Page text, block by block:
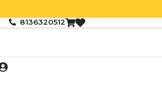
8136320512